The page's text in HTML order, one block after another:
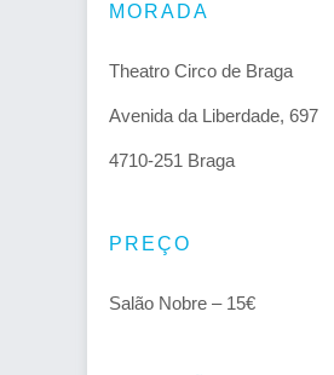
MORADA
Theatro Circo de Braga
Avenida da Liberdade, 697
4710-251 Braga
PREÇO
Salão Nobre – 15€